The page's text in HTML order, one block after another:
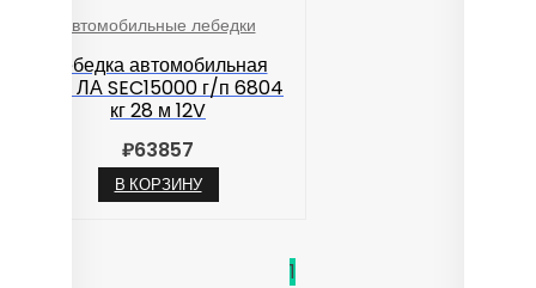
Автомобильные лебедки
Лебедка автомобильная
TOR ЛА SEC15000 г/п 6804
кг 28 м 12V
₽63857
В КОРЗИНУ
1